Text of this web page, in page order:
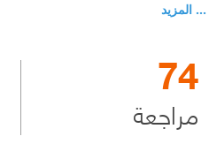
... المزيد
74
مراجعة